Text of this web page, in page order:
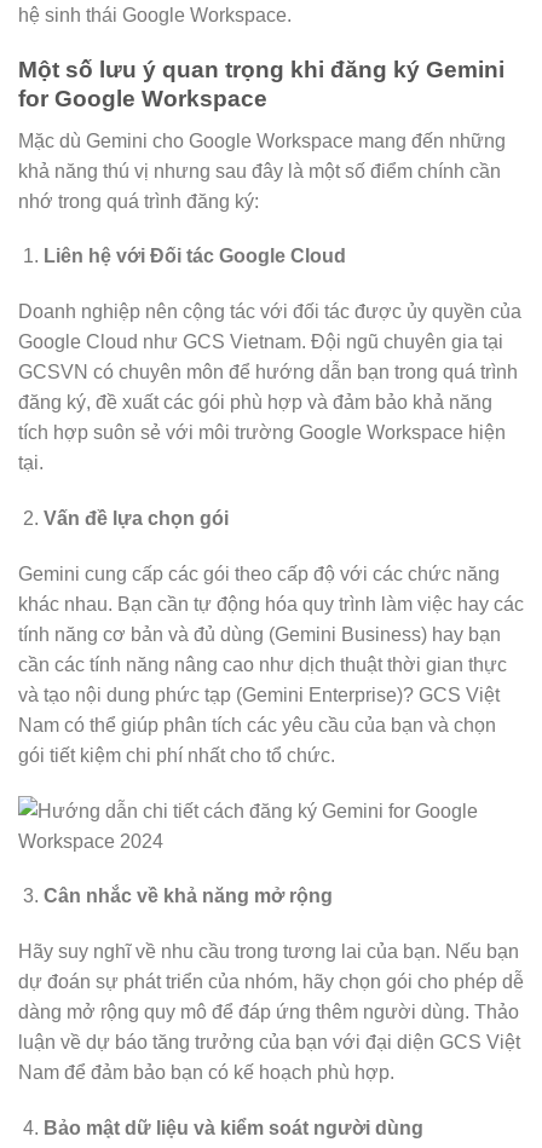
hệ sinh thái Google Workspace.
Một số lưu ý quan trọng khi đăng ký Gemini
for Google Workspace
Mặc dù Gemini cho Google Workspace mang đến những
khả năng thú vị nhưng sau đây là một số điểm chính cần
nhớ trong quá trình đăng ký:
Liên hệ với Đối tác Google Cloud
Doanh nghiệp nên cộng tác với đối tác được ủy quyền của
Google Cloud như GCS Vietnam. Đội ngũ chuyên gia tại
GCSVN có chuyên môn để hướng dẫn bạn trong quá trình
đăng ký, đề xuất các gói phù hợp và đảm bảo khả năng
tích hợp suôn sẻ với môi trường Google Workspace hiện
tại.
Vấn đề lựa chọn gói
Gemini cung cấp các gói theo cấp độ với các chức năng
khác nhau. Bạn cần tự động hóa quy trình làm việc hay các
tính năng cơ bản và đủ dùng (Gemini Business) hay bạn
cần các tính năng nâng cao như dịch thuật thời gian thực
và tạo nội dung phức tạp (Gemini Enterprise)? GCS Việt
Nam có thể giúp phân tích các yêu cầu của bạn và chọn
gói tiết kiệm chi phí nhất cho tổ chức.
Cân nhắc về khả năng mở rộng
Hãy suy nghĩ về nhu cầu trong tương lai của bạn. Nếu bạn
dự đoán sự phát triển của nhóm, hãy chọn gói cho phép dễ
dàng mở rộng quy mô để đáp ứng thêm người dùng. Thảo
luận về dự báo tăng trưởng của bạn với đại diện GCS Việt
Nam để đảm bảo bạn có kế hoạch phù hợp.
Bảo mật dữ liệu và kiểm soát người dùng